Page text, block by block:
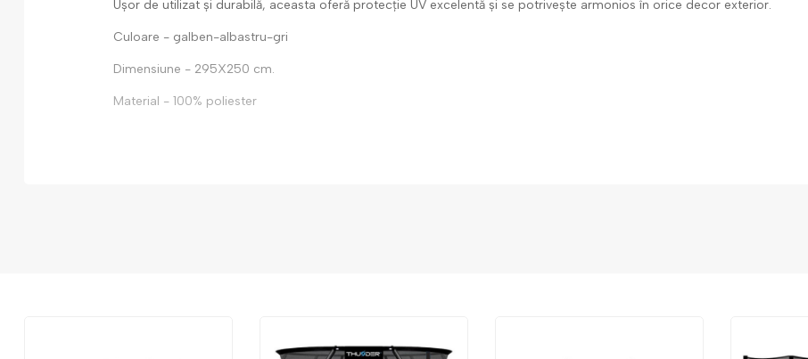
Ușor de utilizat și durabilă, aceasta oferă protecție UV excelentă și se potrivește armonios în orice decor exterior.
Culoare - galben-albastru-gri
Dimensiune - 295X250 cm.
Material - 100% poliester